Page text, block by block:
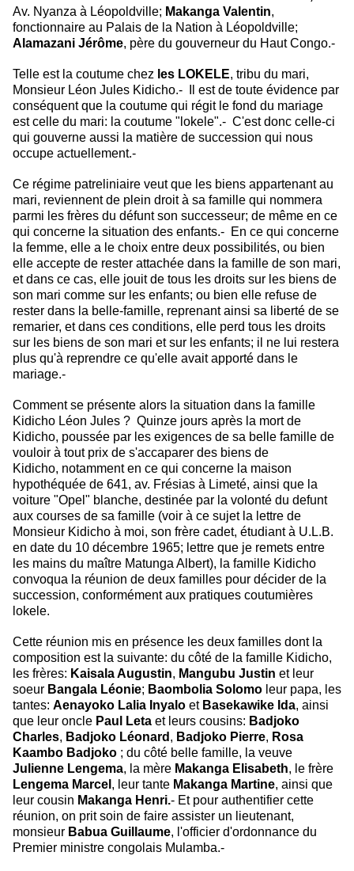
Av. Nyanza à Léopoldville; Makanga Valentin,
fonctionnaire au Palais de la Nation à Léopoldville;
Alamazani Jérôme, père du gouverneur du Haut Congo.-
Telle est la coutume chez les LOKELE, tribu du mari,
Monsieur Léon Jules Kidicho.- Il est de toute évidence par
conséquent que la coutume qui régit le fond du mariage
est celle du mari: la coutume "lokele".- C'est donc celle-ci
qui gouverne aussi la matière de succession qui nous
occupe actuellement.-
Ce régime patreliniaire veut que les biens appartenant au
mari, reviennent de plein droit à sa famille qui nommera
parmi les frères du défunt son successeur; de même en ce
qui concerne la situation des enfants.- En ce qui concerne
la femme, elle a le choix entre deux possibilités, ou bien
elle accepte de rester attachée dans la famille de son mari,
et dans ce cas, elle jouit de tous les droits sur les biens de
son mari comme sur les enfants; ou bien elle refuse de
rester dans la belle-famille, reprenant ainsi sa liberté de se
remarier, et dans ces conditions, elle perd tous les droits
sur les biens de son mari et sur les enfants; il ne lui restera
plus qu'à reprendre ce qu'elle avait apporté dans le
mariage.-
Comment se présente alors la situation dans la famille
Kidicho Léon Jules ? Quinze jours après la mort de
Kidicho, poussée par les exigences de sa belle famille de
vouloir à tout prix de s'accaparer des biens de
Kidicho, notamment en ce qui concerne la maison
hypothéquée de 641, av. Frésias à Limeté, ainsi que la
voiture "Opel" blanche, destinée par la volonté du defunt
aux courses de sa famille (voir à ce sujet la lettre de
Monsieur Kidicho à moi, son frère cadet, étudiant à U.L.B.
en date du 10 décembre 1965; lettre que je remets entre
les mains du maître Matunga Albert), la famille Kidicho
convoqua la réunion de deux familles pour décider de la
succession, conformément aux pratiques coutumières
lokele.
Cette réunion mis en présence les deux familles dont la
composition est la suivante: du côté de la famille Kidicho,
les frères: Kaisala Augustin, Mangubu Justin et leur
soeur Bangala Léonie; Baombolia Solomo leur papa, les
tantes: Aenayoko Lalia Inyalo etBasekawike Ida, ainsi
que leur oncle Paul Leta et leurs cousins: Badjoko
Charles, Badjoko Léonard , Badjoko Pierre, Rosa
Kaambo Badjoko ; du côté belle famille, la veuve
Julienne Lengema, la mère Makanga Elisabeth, le frère
Lengema Marcel , leur tante Makanga Martine, ainsi que
leur cousin Makanga Henri.- Et pour authentifier cette
réunion, on prit soin de faire assister un lieutenant,
monsieur Babua Guillaume, l'officier d'ordonnance du
Premier ministre congolais Mulamba.-